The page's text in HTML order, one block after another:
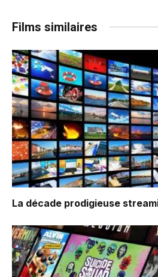
Films similaires
La décade prodigieuse